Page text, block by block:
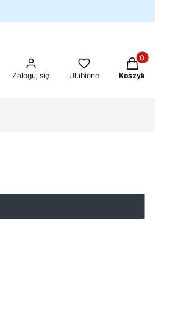
Zaloguj się Ulubione
Produkty w
Koszyk